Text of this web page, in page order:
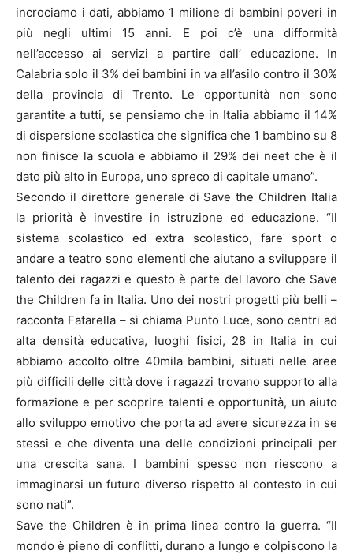
incrociamo i dati, abbiamo 1 milione di bambini poveri in
più negli ultimi 15 anni. E poi c’è una difformità
nell’accesso ai servizi a partire dall’ educazione. In
Calabria solo il 3% dei bambini in va all’asilo contro il 30%
della provincia di Trento. Le opportunità non sono
garantite a tutti, se pensiamo che in Italia abbiamo il 14%
di dispersione scolastica che significa che 1 bambino su 8
non finisce la scuola e abbiamo il 29% dei neet che è il
dato più alto in Europa, uno spreco di capitale umano”.
Secondo il direttore generale di Save the Children Italia
la priorità è investire in istruzione ed educazione. “Il
sistema scolastico ed extra scolastico, fare sport o
andare a teatro sono elementi che aiutano a sviluppare il
talento dei ragazzi e questo è parte del lavoro che Save
the Children fa in Italia. Uno dei nostri progetti più belli –
racconta Fatarella – si chiama Punto Luce, sono centri ad
alta densità educativa, luoghi fisici, 28 in Italia in cui
abbiamo accolto oltre 40mila bambini, situati nelle aree
più difficili delle città dove i ragazzi trovano supporto alla
formazione e per scoprire talenti e opportunità, un aiuto
allo sviluppo emotivo che porta ad avere sicurezza in se
stessi e che diventa una delle condizioni principali per
una crescita sana. I bambini spesso non riescono a
immaginarsi un futuro diverso rispetto al contesto in cui
sono nati”.
Save the Children è in prima linea contro la guerra. “Il
mondo è pieno di conflitti, durano a lungo e colpiscono la